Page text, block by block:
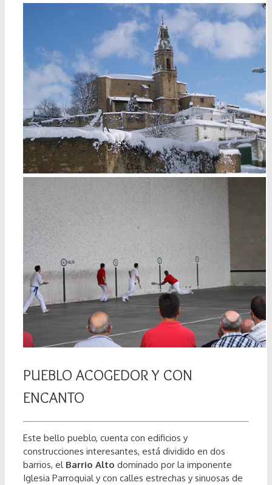
PUEBLO ACOGEDOR Y CON
ENCANTO
Este bello pueblo, cuenta con edificios y
construcciones interesantes, está dividido en dos
barrios, el Barrio Alto dominado por la imponente
Iglesia Parroquial y con calles estrechas y sinuosas de